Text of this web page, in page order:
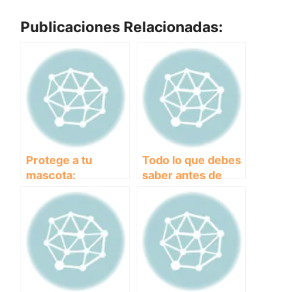
Publicaciones Relacionadas:
Protege a tu
mascota:
Descubre los
mejores collares
antiparasitarios del
mercado
Todo lo que debes
saber antes de
comprar una jaula
para perros